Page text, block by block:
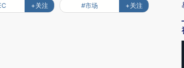
+关注 #市场 +关注